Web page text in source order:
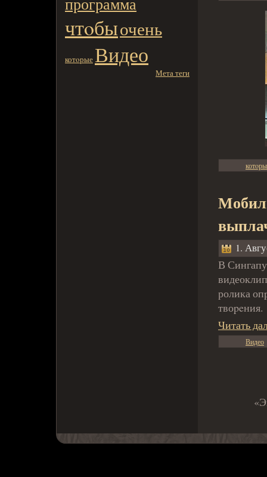
чтoбыочень
котoрые Видео
Мета теги
1.
В
ролика
твоpeния.
Читать
Видео